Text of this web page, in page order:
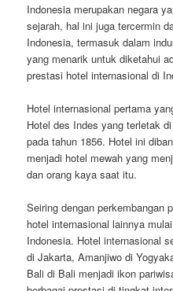
Indonesia merupakan negara
sejarah, hal ini juga tercermin
Indonesia, termasuk dalam
yang menarik untuk diketahui
prestasi hotel internasional di
Hotel internasional pertama
Hotel des Indes yang terletak
pada tahun 1856. Hotel ini
menjadi hotel mewah yang
dan orang kaya saat itu.
Seiring dengan perkembangan
hotel internasional lainnya
Indonesia. Hotel internasional
di Jakarta, Amanjiwo di
Bali di Bali menjadi ikon